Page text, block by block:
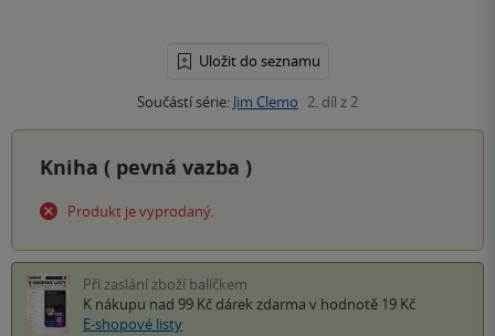
Uložit do seznamu
Součástí série: Jim Clemo 2. díl z 2
Kniha ( pevná vazba )
Produkt je vyprodaný.
Při zaslání zboží balíčkem
K nákupu nad 99 Kč dárek zdarma v hodnotě 19 Kč
E-shopové listy